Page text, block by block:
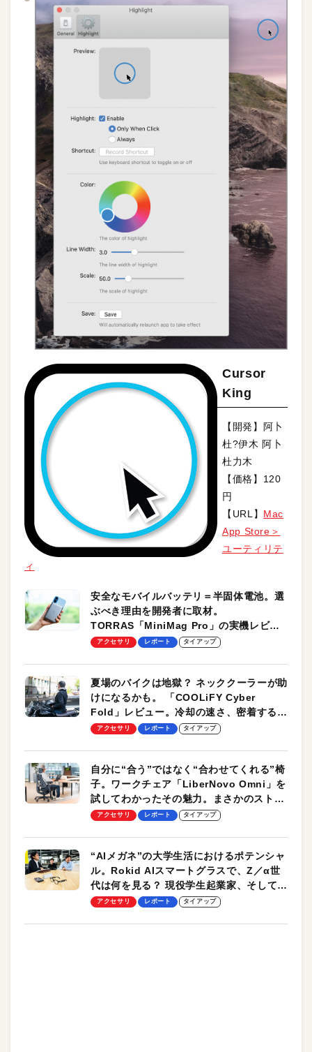
Cursor
King
【開発】阿卜
杜?伊木 阿卜
杜力木
【価格】120
円
【URL】 Mac
App Store＞
ユーティリテ
ィ
安全なモバイルバッテリ＝半固体電池。選
ぶべき理由を開発者に取材。
TORRAS「MiniMag Pro」の実機レビュ
ーも
アクセサリ レポート タイアップ
夏場のバイクは地獄？ ネッククーラーが助
けになるかも。 「COOLiFY Cyber
Fold」レビュー。冷却の速さ、密着する冷
却プレート、シンプルな操作性がグッド！
アクセサリ レポート タイアップ
自分に“合う”ではなく“合わせてくれる”椅
子。ワークチェア「LiberNovo Omni」を
試してわかったその魅力。まさかのストレ
ッチ機能も搭載
アクセサリ レポート タイアップ
“AIメガネ”の大学生活におけるポテンシャ
ル。Rokid AIスマートグラスで、Z／α世
代は何を見る？ 現役学生起業家、そして教
授による体験会レポート【PR】
アクセサリ レポート タイアップ